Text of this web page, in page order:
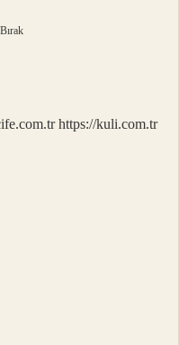
https://kuli.com.tr